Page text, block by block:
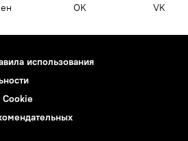
OK VK
использования
Cookie